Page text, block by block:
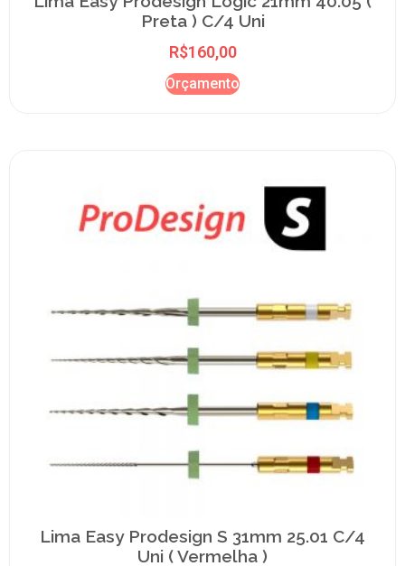
Preta ) C/4 Uni
R$160,00
Orçamento
Lima Easy Prodesign S 31mm 25.01 C/4
Uni ( Vermelha )